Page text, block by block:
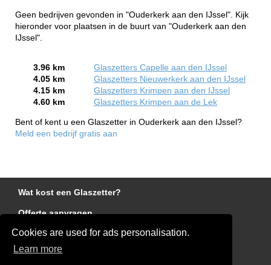
Cookies are used for ads personalisation.
Learn more
Geen bedrijven gevonden in "Ouderkerk aan den IJssel". Kijk
hieronder voor plaatsen in de buurt van "Ouderkerk aan den
IJssel".
3.96 km
Glaszetters Capelle aan den IJssel
4.05 km
Glaszetters Nieuwerkerk aan den IJssel
4.15 km
Glaszetters Krimpen aan den IJssel
4.60 km
Glaszetters Krimpen aan de Lek
Bent of kent u een Glaszetter in Ouderkerk aan den IJssel?
Meld een bedrijf gratis aan
Wat kost een Glaszetter?
Offerte aanvragen
Links
Disclaimer